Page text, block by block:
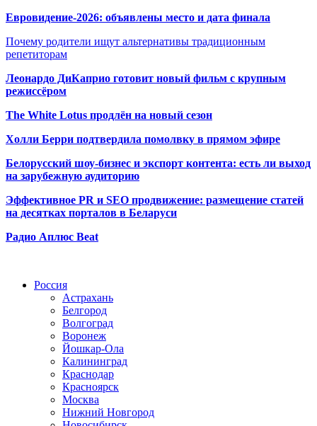
Евровидение-2026: объявлены место и дата финала
Почему родители ищут альтернативы традиционным
репетиторам
Леонардо ДиКаприо готовит новый фильм с крупным
режиссёром
The White Lotus продлён на новый сезон
Холли Берри подтвердила помолвку в прямом эфире
Белорусский шоу-бизнес и экспорт контента: есть ли выход
на зарубежную аудиторию
Эффективное PR и SEO продвижение: размещение статей
на десятках порталов в Беларуси
Радио Аплюс Beat
Россия
Астрахань
Белгород
Волгоград
Воронеж
Йошкар-Ола
Калининград
Краснодар
Красноярск
Москва
Нижний Новгород